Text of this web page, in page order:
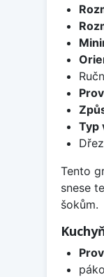
Typ
Tento
snese
šokům.